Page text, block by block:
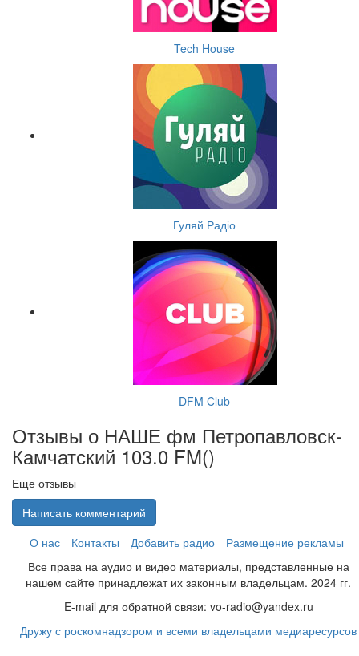
Tech House
Гуляй Радіо
DFM Club
Отзывы о НАШЕ фм Петропавловск-
Камчатский 103.0 FM()
Еще отзывы
Написать комментарий
О нас
Контакты Добавить радио
Размещение рекламы
Все права на аудио и видео материалы, представленные на
нашем сайте принадлежат их законным владельцам. 2024 гг.
E-mail для обратной связи: vo-radio@yandex.ru
Дружу с роскомнадзором и всеми владельцами медиаресурсов